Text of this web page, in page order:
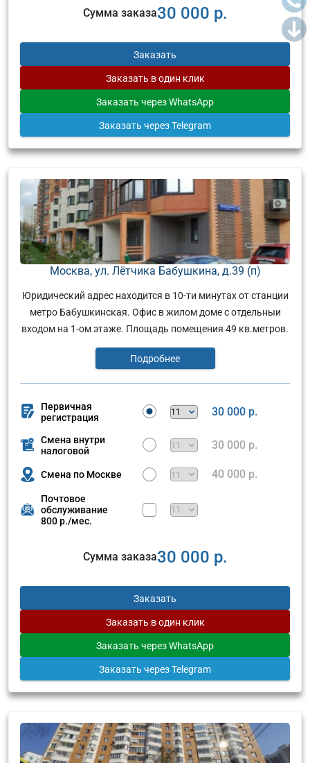
Сумма заказа30 000 р.
Заказать
Заказать в один клик
Заказать через WhatsApp
Заказать через Telegram
Москва, ул. Лётчика Бабушкина, д.39 (п)
Юридический адрес находится в 10-ти минутах от станции
метро Бабушкинская. Офис в жилом доме с отдельныи
входом на 1-ом этаже. Площадь помещения 49 кв.метров.
Подробнее
Первичная
регистрация
30 000 р.
Смена внутри
налоговой
30 000 р.
Смена по Москве 40 000 р.
Почтовое
обслуживание
800 р./мес.
Сумма заказа30 000 р.
Заказать
Заказать в один клик
Заказать через WhatsApp
Заказать через Telegram